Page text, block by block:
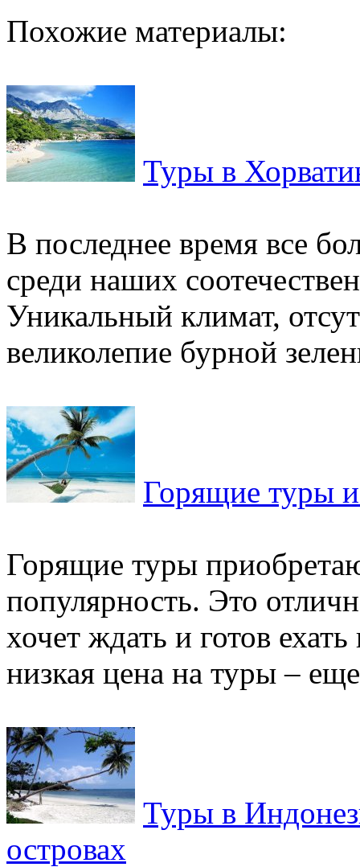
Похожие материалы:
Туры в
В последнее время все
среди наших
Уникальный климат,
великолепие бурной
Горящие туры
Горящие туры
популярность. Это
хочет ждать и готов
низкая цена на туры –
Туры в
островах